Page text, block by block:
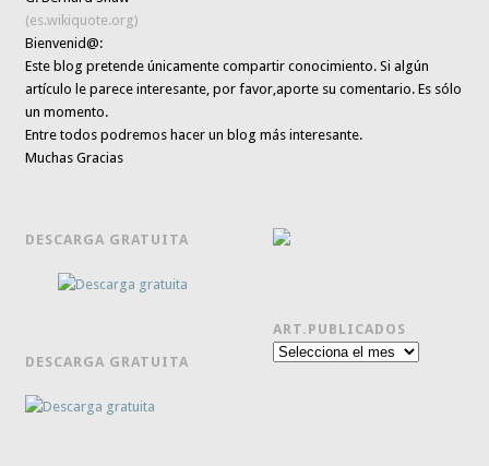
(es.wikiquote.org)
Bienvenid@:
Este blog pretende únicamentecompartir conocimiento. Si algún
artículo le parece interesante,por favor,aporte su comentario. Es sólo
un momento.
Entre todos podremos hacer un blog más interesante.
Muchas Gracias
DESCARGA GRATUITA
DESCARGA GRATUITA
ART.PUBLICADOS
Art.publicados